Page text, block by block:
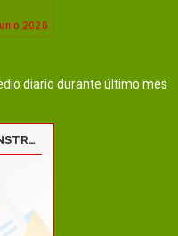
diario durante último mes